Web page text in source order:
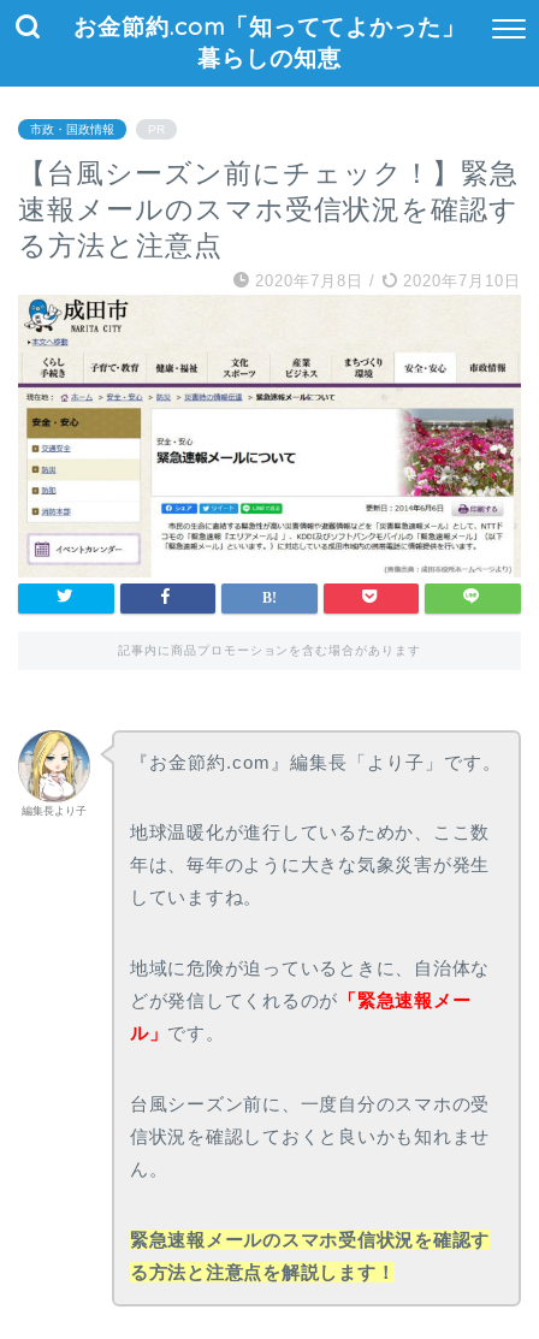
お金節約.com「知っててよかった」
暮らしの知恵
市政・国政情報 PR
【台風シーズン前にチェック！】緊急
速報メールのスマホ受信状況を確認す
る方法と注意点
2020年7月8日 / 2020年7月10日
記事内に商品プロモーションを含む場合があります
編集長より子
『お金節約.com』編集長「より子」です。
地球温暖化が進行しているためか、ここ数
年は、毎年のように大きな気象災害が発生
していますね。
地域に危険が迫っているときに、自治体な
どが発信してくれるのが 「緊急速報メー
ル」 です。
台風シーズン前に、一度自分のスマホの受
信状況を確認しておくと良いかも知れませ
ん。
緊急速報メールのスマホ受信状況を確認す
る方法と注意点を解説します！